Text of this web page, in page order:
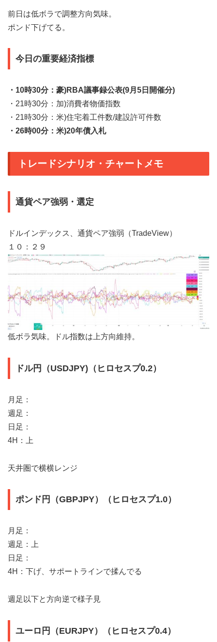
前日は低ボラで調整方向気味。
ポンド下げてる。
今日の重要経済指標
・10時30分：豪)RBA議事録公表(9月5日開催分)
・21時30分：加)消費者物価指数
・21時30分：米)住宅着工件数/建設許可件数
・26時00分：米)20年債入札
トレードシナリオ・チャートメモ
通貨ペア強弱・選定
ドルインデックス、通貨ペア強弱（TradeView）
１０：２９
低ボラ気味。ドル指数は上方向維持。
ドル円（USDJPY)（ヒロセスプ0.2）
月足：
週足：
日足：
4H：上
天井圏で横横レンジ
ポンド円（GBPJPY）（ヒロセスプ1.0）
月足：
週足：上
日足：
4H：下げ、サポートラインで揉んでる
週足以下と方向逆で様子見
ユーロ円（EURJPY）（ヒロセスプ0.4）